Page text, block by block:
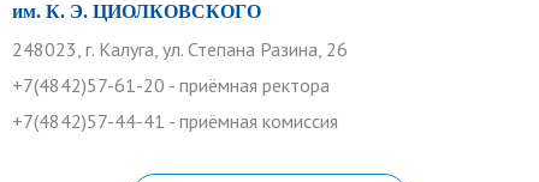
им. К. Э. ЦИОЛКОВСКОГО
248023, г. Калуга, ул. Степана Разина, 26
+7(4842)57-61-20 - приёмная ректора
+7(4842)57-44-41 - приёмная комиссия